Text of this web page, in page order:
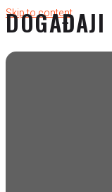
Skip to content
DOGAĐAJI